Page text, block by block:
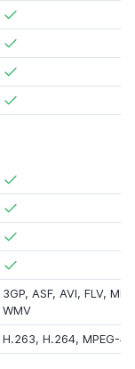
3GP, ASF, AVI, FLV,
WMV
H.263, H.264, MPEG-4